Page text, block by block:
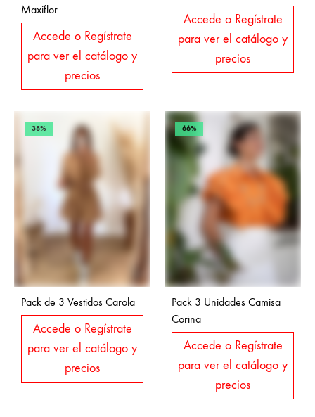
Maxiflor
Accede o Regístrate
para ver el catálogo y
precios
Accede o Regístrate
para ver el catálogo y
precios
38%
Pack de 3 Vestidos Carola
Accede o Regístrate
para ver el catálogo y
precios
66%
Pack 3 Unidades Camisa
Corina
Accede o Regístrate
para ver el catálogo y
precios